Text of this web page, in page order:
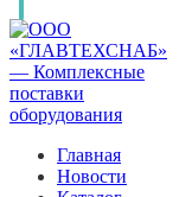
Главная
Новости